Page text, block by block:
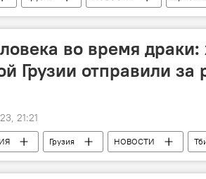
Азербайджан Никол Пашинян
во время драки:
Грузии отправили за
21:21
Грузия НОВОСТИ
суд